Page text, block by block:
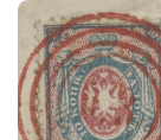
Register